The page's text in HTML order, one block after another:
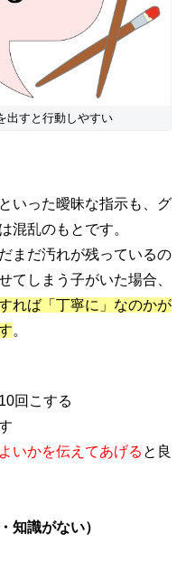
出すと行動しやすい
いった曖昧な指示も、グ
混乱のもとです。
まだ汚れが残っているの
てしまう子がいた場合、
れば「丁寧に」なのかが
。
回こする
いかを伝えてあげる と良
知識がない）